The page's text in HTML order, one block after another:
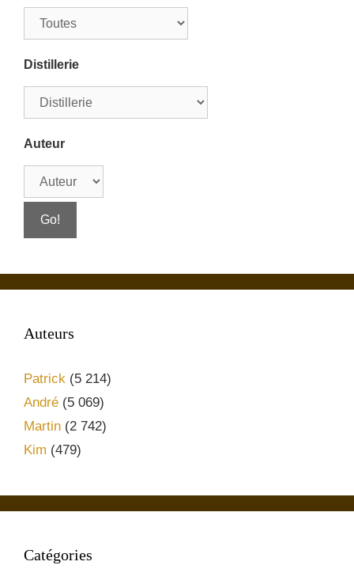
Distillerie
Auteur
Auteurs
Patrick (5 214)
André (5 069)
Martin (2 742)
Kim (479)
Catégories